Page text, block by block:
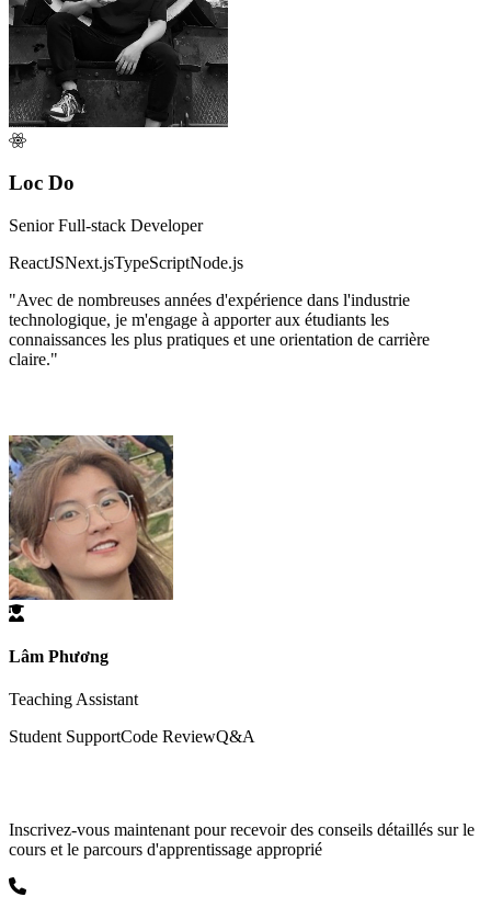
Loc Do
Senior Full-stack Developer
ReactJSNext.jsTypeScriptNode.js
"Avec de nombreuses années d'expérience dans l'industrie
technologique, je m'engage à apporter aux étudiants les
connaissances les plus pratiques et une orientation de carrière
claire."
Lâm Phương
Teaching Assistant
Student SupportCode ReviewQ&A
Inscrivez-vous maintenant pour recevoir des conseils détaillés sur le
cours et le parcours d'apprentissage approprié